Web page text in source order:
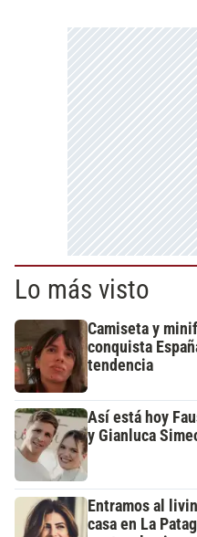
Lo más visto
Camiseta y
conquista
tendencia
Así está hoy
y Gianluca
Entramos al
casa en La